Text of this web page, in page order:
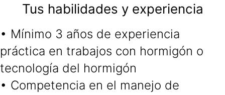
Tus habilidades y experiencia
• Mínimo 3 años de experiencia
práctica en trabajos con hormigón o
tecnología del hormigón
• Competencia en el manejo de